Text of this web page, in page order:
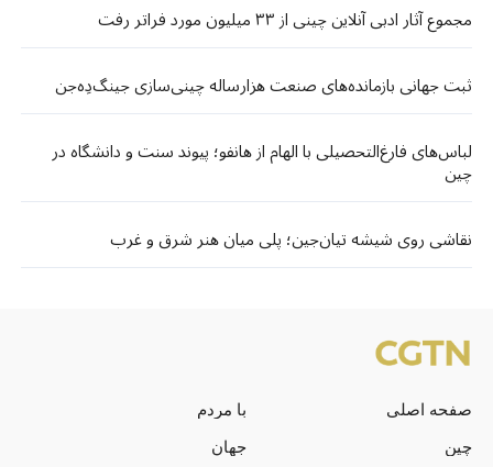
مجموع آثار ادبی آنلاین چینی از ۳۳ میلیون مورد فراتر رفت
ثبت جهانی بازمانده‌های صنعت هزارساله چینی‌سازی جینگ‌دِه‌جن
لباس‌های فارغ‌التحصیلی با الهام از هانفو؛ پیوند سنت و دانشگاه در
چین
نقاشی روی شیشه تیان‌جین؛ پلی میان هنر شرق و غرب
صفحه اصلی
با مردم
چین
جهان